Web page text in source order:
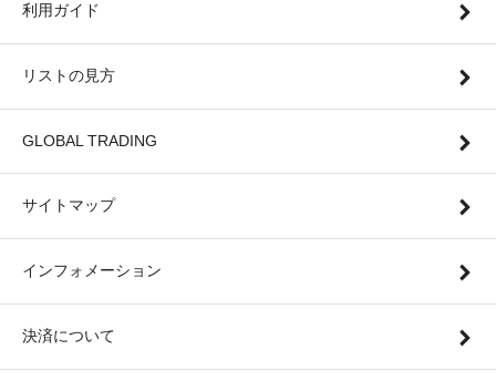
利用ガイド
リストの見方
GLOBAL TRADING
サイトマップ
インフォメーション
決済について